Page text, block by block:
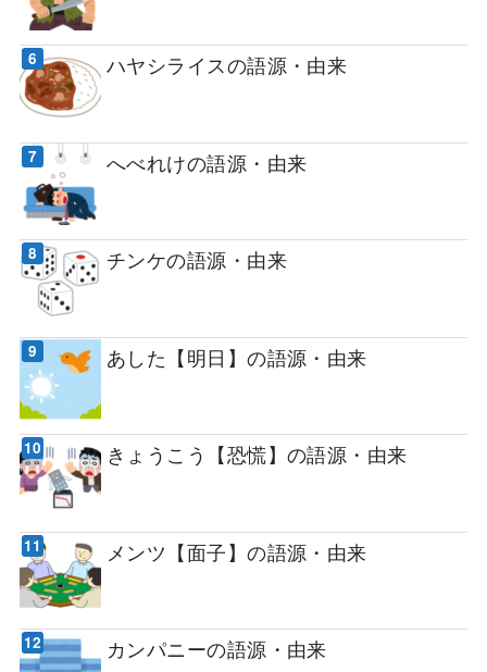
ハヤシライスの語源・由来
へべれけの語源・由来
チンケの語源・由来
あした【明日】の語源・由来
きょうこう【恐慌】の語源・由来
メンツ【面子】の語源・由来
カンパニーの語源・由来